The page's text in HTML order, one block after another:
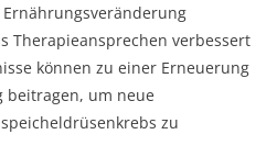
Therapieansprechen verbessert
können zu einer Erneuerung
beitragen, um neue
zu